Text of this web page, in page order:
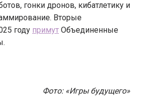
гонки дронов, кибатлетику и
Вторые
году примут Объединенные
Фото: «Игры будущего»